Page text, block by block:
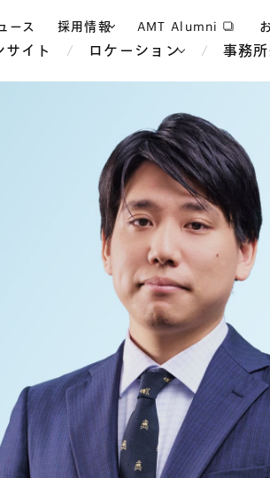
ース 採用情報 AMT Alumni
メディア・エンターテイン
ウェルス・マネジメント
資源・エネルギー
争解決
事業再生
国際通商
障
海外法務
サステ
電子部品・電子機器
消費財・小売
商社
ホテル・
教育・人材
政府・地
機関
FinTech
デジタル
航空・宇
アフリカ
サイト ロケーション
バンコク
ジャカルタ
マレーシア
ロン
ブリ
パリ
事務